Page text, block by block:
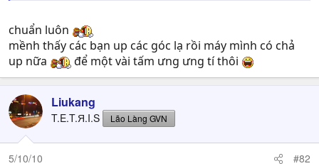
chuẩn luôn
mềnh thấy các bạn up các góc lạ rồi máy mình có chả
up nữa
để một vài tấm ưng ưng tí thôi
Liukang
T.E.T.Я.I.S Lão Làng GVN
5/10/10 #82